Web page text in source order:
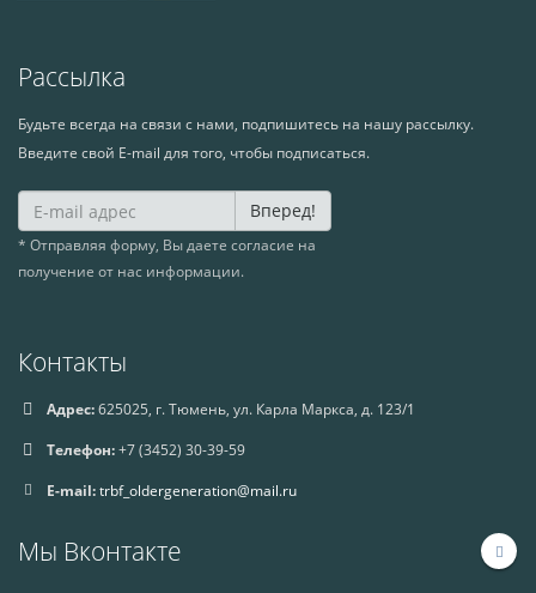
Рассылка
Будьте всегда на связи с нами, подпишитесь на нашу рассылку.
Введите свой E-mail для того, чтобы подписаться.
Вперед!
* Отправляя форму, Вы даете согласие на
получение от нас информации.
Контакты
Адрес:625025, г. Тюмень, ул. Карла Маркса, д. 123/1
Телефон:+7 (3452) 30-39-59
E-mail:trbf_oldergeneration@mail.ru
Мы Вконтакте